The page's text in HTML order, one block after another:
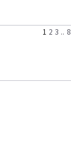
1 2 3 ..